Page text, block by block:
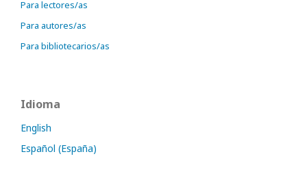
Para lectores/as
Para autores/as
Para bibliotecarios/as
Idioma
English
Español (España)